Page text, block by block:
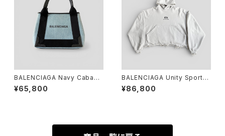
BALENCIAGA Navy Cabas
XS Light Blue Black
¥65,800
BALENCIAGA Unity Sports I
con Cropped Hoodie Beig
e 1
¥86,800